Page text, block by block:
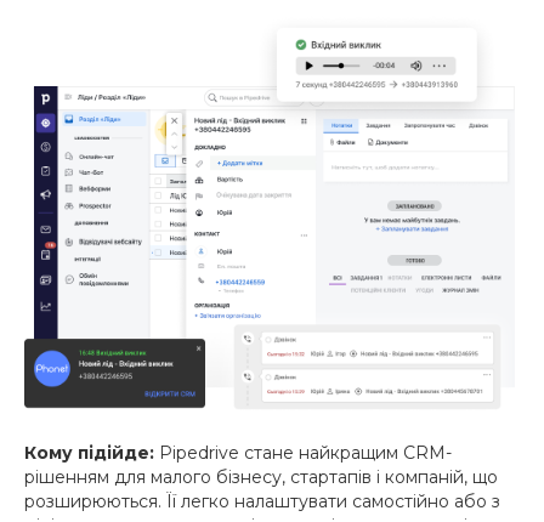
Кому підійде: Pipedrive стане найкращим CRM-
рішенням для малого бізнесу, стартапів і компаній, що
розширюються. Її легко налаштувати самостійно або з